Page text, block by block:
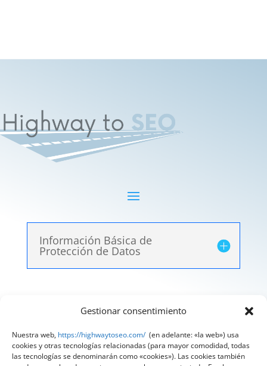
Gestionar consentimiento
Nuestra web, https://highwaytoseo.com/ (en adelante: «la web») usa
cookies y otras tecnologías relacionadas (para mayor comodidad, todas
las tecnologías se denominarán como «cookies»). Las cookies también
Información Básica de
Protección de Datos
Aviso Legal|Política de Privacidad|
@ 2025 Diseñado porHighWay To Seo | Textos